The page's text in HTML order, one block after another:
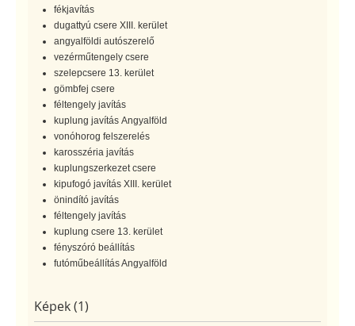
fékjavítás
dugattyú csere XIII. kerület
angyalföldi autószerelő
vezérműtengely csere
szelepcsere 13. kerület
gömbfej csere
féltengely javítás
kuplung javítás Angyalföld
vonóhorog felszerelés
karosszéria javítás
kuplungszerkezet csere
kipufogó javítás XIII. kerület
önindító javítás
féltengely javítás
kuplung csere 13. kerület
fényszóró beállítás
futóműbeállítás Angyalföld
Képek (1)